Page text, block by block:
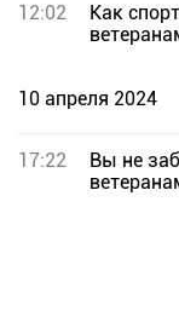
12:02
Как
10 апреля 2024
17:22
Вы не